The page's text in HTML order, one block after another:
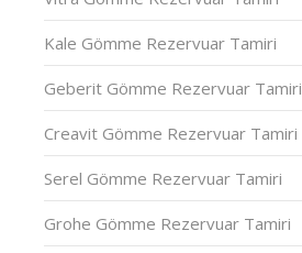
Kale Gömme Rezervuar Tamiri
Geberit Gömme Rezervuar Tamiri
Creavit Gömme Rezervuar Tamiri
Serel Gömme Rezervuar Tamiri
Grohe Gömme Rezervuar Tamiri